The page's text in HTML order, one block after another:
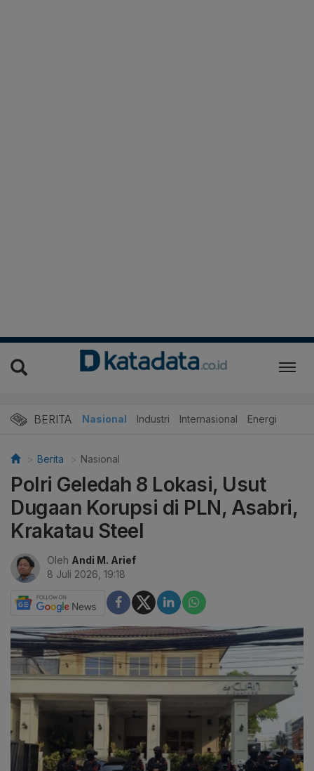
BERITA Nasional Industri Internasional Energi
Berita Nasional
Polri Geledah 8 Lokasi, Usut
Dugaan Korupsi di PLN, Asabri,
Krakatau Steel
Oleh Andi M. Arief
8 Juli 2026, 19:18